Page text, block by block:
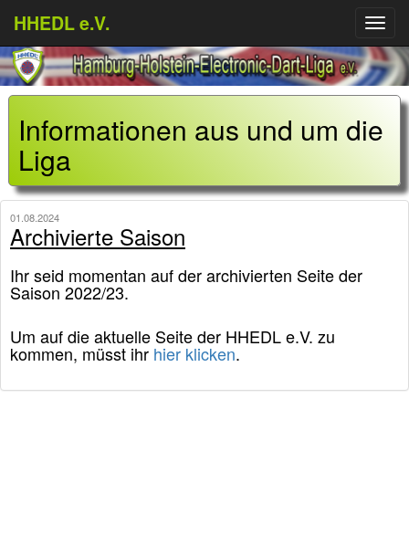
HHEDL e.V.
Menü
Informationen aus und um die
Liga
01.08.2024
Archivierte Saison
Ihr seid momentan auf der archivierten Seite der
Saison 2022/23.
Um auf die aktuelle Seite der HHEDL e.V. zu
kommen, müsst ihr hier klicken.